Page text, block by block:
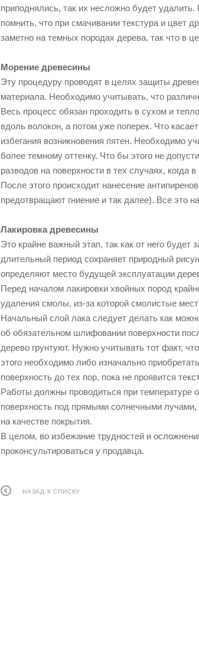
приподнялись, так их несложно будет
помнить, что при смачивании текстура и цвет
заметно на темных породах дерева, так что в
Морение древесины
Эту процедуру проводят в целях защиты
материала. Необходимо учитывать, что
Весь процесс обязан проходить в сухом и
вдоль волокон, а потом уже поперек. Что
избегания возникновения пятен. Необходимо
более темному оттенку. Что бы этого не
разводов на поверхности в тех случаях, когда
После этого происходит нанесение
предотвращают гниение и так далее). Все это
Лакировка древесины
Это крайне важный этап, так как от него
длительный период сохраняет природный
определяют место будущей эксплуатации
Перед началом лакировки хвойных пород
удаления смолы, из-за которой смолистые
Начальный слой лака следует делать как
об обязательном шлифовании поверхности
дерево грунтуют. Нужно учитывать тот факт,
этого необходимо либо изначально
поверхность до тех пор, пока не проявится
Работы должны проводиться при температуре
поверхность под прямыми солнечными лучами,
на качестве покрытия.
В целом, во избежание трудностей и
проконсультироваться у продавца.
НАЗАД К СПИСКУ